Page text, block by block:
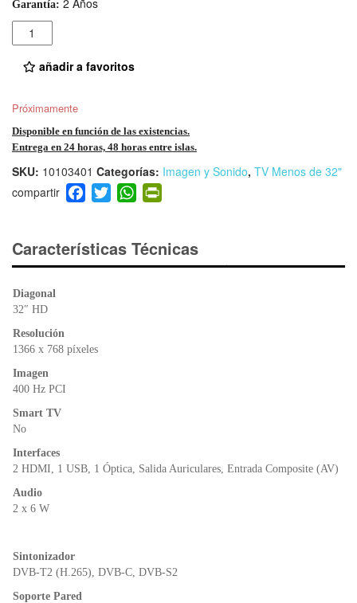
Garantía:
Cantidad
añadir a favoritos
Próximamente
Disponible en función de las existencias.
Entrega en 24 horas, 48 horas entre islas.
SKU: 10103401 Categorías: Imagen y Sonido, TV Menos de 32"
F
a
e
b
T
wi
er
W
h
s
A
ri
e
Características Técnicas
Diagonal
32″ HD
Resolución
1366 x 768 píxeles
Imagen
400 Hz PCI
Smart TV
No
Interfaces
2 HDMI, 1 USB, 1 Óptica, Salida Auriculares, Entrada Composite (AV)
Audio
2 x 6 W
Sintonizador
DVB-T2 (H.265), DVB-C, DVB-S2
Soporte Pared